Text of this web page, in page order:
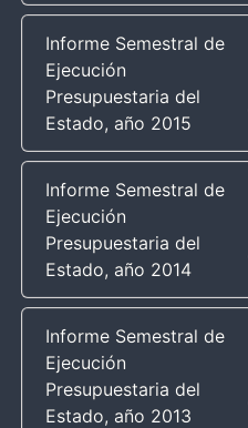
Informe Semestral de
Ejecución
Presupuestaria del
Estado, año 2015
Informe Semestral de
Ejecución
Presupuestaria del
Estado, año 2014
Informe Semestral de
Ejecución
Presupuestaria del
Estado, año 2013